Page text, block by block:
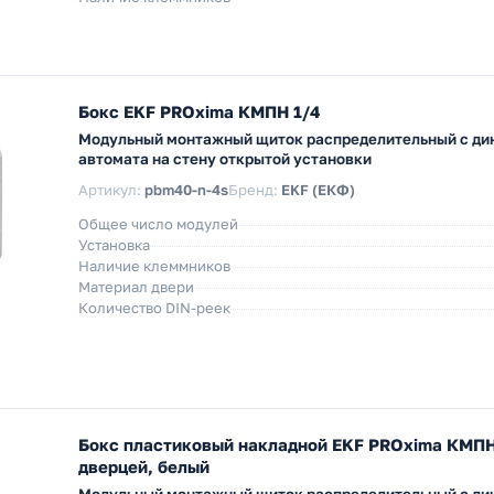
Бокс EKF PROxima КМПН 1/4
Модульный монтажный щиток распределительный с
автомата на стену открытой установки
Артикул: pbm40-n-4sБренд: EKF (ЕКФ)
Общее число модулей
Установка
Наличие клеммников
Материал двери
Количество DIN-реек
Бокс пластиковый накладной EKF PROxima
дверцей, белый